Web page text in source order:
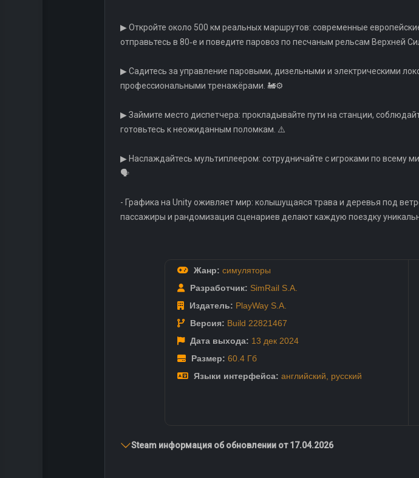
▶ Откройте около 500 км реальных маршрутов: современные
отправьтесь в 80‑е и поведите паровоз по песчаным рельсам Верхней
▶ Садитесь за управление паровыми, дизельными и электрическими
профессиональными тренажёрами. 🚂⚙️
▶ Займите место диспетчера: прокладывайте пути на станции,
готовьтесь к неожиданным поломкам. ⚠️
▶ Наслаждайтесь мультиплеером: сотрудничайте с игроками по всему
🗣️
- Графика на Unity оживляет мир: колышущаяся трава и деревья под
пассажиры и рандомизация сценариев делают каждую поездку
Жанр: симуляторы
Разработчик: SimRail S.A.
Издатель: PlayWay S.A.
Версия: Build 22821467
Дата выхода: 13 дек 2024
Размер: 60.4 Гб
Языки интерфейса: английский, русский
Steam информация об обновлении от 17.04.2026